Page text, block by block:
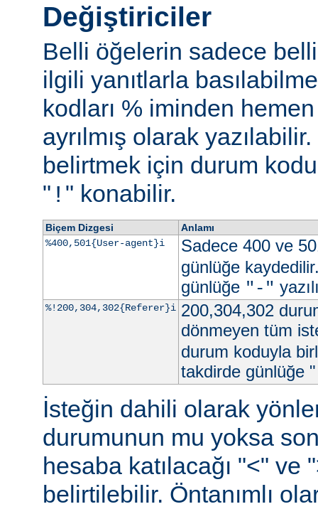
Değiştiriciler
Belli öğelerin sadece
ilgili yanıtlarla
kodları % iminden
ayrılmış olarak
belirtmek için durum
" ! " konabilir.
Biçem Dizgesi
Anlamı
%400,501{User-agent}i
Sadece 400 ve
günlüğe
günlüğe "-"
%!200,304,302{Referer}i 200,304,302
dönmeyen tüm
durum koduyla
takdirde günlüğe "
İsteğin dahili olarak
durumunun mu yoksa
hesaba katılacağı "<"
belirtilebilir. Öntanımlı